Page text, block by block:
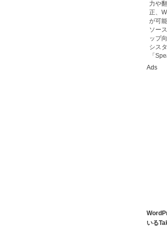
力や
正、
が可
ソー
ップ
シス
「
Ads
いる